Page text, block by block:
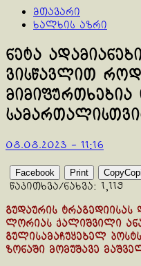
მთავარი
ხალხის აზრი
ნეტა
ვისწავლით
მიმიფურთხებია
08.08.2023 - 11:16
Facebook Print Copy
წაკითხვა/ნახვა: 1,119
გუდაურის
ლორიას ქალიშვილი
გულისამაჩუყებელ
ზონაში მომუშავე